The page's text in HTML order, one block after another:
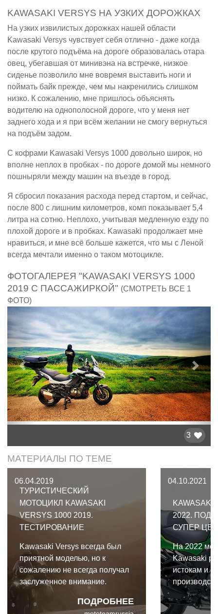
KAWASAKI VERSYS НА УЗКИХ ДОРОЖКАХ
На узких извилистых дорожках нашей области
Kawasaki Versys чувствует себя отлично - даже когда
после крутого подъёма на дороге образовалась отара
овец, убегавшая от минивэна на встречке, низкое
сиденье позволило мне вовремя выставить ноги и
поймать байк прежде, чем мы накренились слишком
низко. К сожалению, мне пришлось объяснять
водителю на однополосной дороге, что у меня нет
заднего хода и я при всём желании не смогу вернуться
на подъём задом.
С кофрами Kawasaki Versys 1000 довольно широк, но
вполне неплох в пробках - по дороге домой мы немного
пошныряли между машин на въезде в город.
Я сбросил показания расхода перед стартом, и сейчас,
после 800 с лишним километров, комп показывает 5,4
литра на сотню. Неплохо, учитывая медленную езду по
плохой дороге и в пробках. Kawasaki продолжает мне
нравиться, и мне всё больше кажется, что мы с Леной
всегда мечтали именно о таком мотоцикле.
ФОТОГАЛЕРЕЯ "KAWASAKI VERSYS 1000
2019 С ПАССАЖИРКОЙ" (СМОТРЕТЬ ВСЕ 1
ФОТО)
Предыдущий
3
МАТЕРИАЛЫ ПО ТЕМЕ
06.04.2019
ТУРИСТИЧЕСКИЙ
МОТОЦИКЛ KAWASAKI
VERSYS 1000 2019.
ТЕСТИРОВАНИЕ
ПОДРОБНЕЕ
Kawasaki Versys всегда был
приятной моделью, но к
сожалению не всегда получал
заслуженное внимание.
Представляем Вам
тестирование туристического
04.10.2021
KAWASAKI
2022.
СУПЕР
На 2022
Kawasaki
истокам и
Versys
некоторых